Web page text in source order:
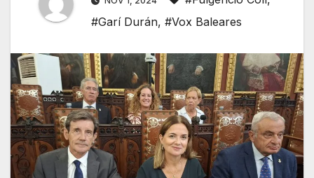
#Garí Durán, #Vox Baleares